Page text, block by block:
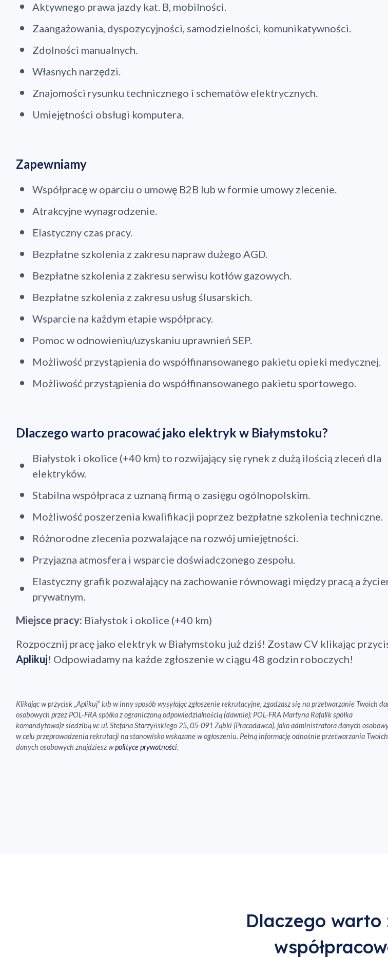
Aktywnego prawa jazdy kat. B, mobilności.
Zaangażowania, dyspozycyjności, samodzielności, komunikatywności.
Zdolności manualnych.
Własnych narzędzi.
Znajomości rysunku technicznego i schematów elektrycznych.
Umiejętności obsługi komputera.
Zapewniamy
Współpracę w oparciu o umowę B2B lub w formie umowy zlecenie.
Atrakcyjne wynagrodzenie.
Elastyczny czas pracy.
Bezpłatne szkolenia z zakresu napraw dużego AGD.
Bezpłatne szkolenia z zakresu serwisu kotłów gazowych.
Bezpłatne szkolenia z zakresu usług ślusarskich.
Wsparcie na każdym etapie współpracy.
Pomoc w odnowieniu/uzyskaniu uprawnień SEP.
Możliwość przystąpienia do współfinansowanego pakietu opieki medycznej.
Możliwość przystąpienia do współfinansowanego pakietu sportowego.
Dlaczego warto pracować jako elektryk w Białymstoku?
Białystok i okolice (+40 km) to rozwijający się rynek z dużą ilością zleceń dla
elektryków.
Stabilna współpraca z uznaną firmą o zasięgu ogólnopolskim.
Możliwość poszerzenia kwalifikacji poprzez bezpłatne szkolenia techniczne.
Różnorodne zlecenia pozwalające na rozwój umiejętności.
Przyjazna atmosfera i wsparcie doświadczonego zespołu.
Elastyczny grafik pozwalający na zachowanie równowagi między pracą a
prywatnym.
Miejsce pracy: Białystok i okolice (+40 km)
Rozpocznij pracę jako elektryk w Białymstoku już dziś! Zostaw CV klikając
Aplikuj! Odpowiadamy na każde zgłoszenie w ciągu 48 godzin roboczych!
Klikając w przycisk „Aplikuj” lub w inny sposób wysyłając zgłoszenie rekrutacyjne, zgadzasz się na przetwarzanie Twoich
osobowych przez POL-FRA spółka z ograniczoną odpowiedzialnością (dawniej: POL-FRA Martyna Rafalik spółka
komandytowa)z siedzibą w: ul. Stefana Starzyńskiego 25, 05-091 Ząbki (Pracodawca), jako administratora danych
w celu przeprowadzenia rekrutacji na stanowisko wskazane w ogłoszeniu. Pełną informację odnośnie przetwarzania Twoich
danych osobowych znajdziesz wpolityce prywatności.
Dlaczego warto
Dodano do koszyka
Przejdź do koszyka